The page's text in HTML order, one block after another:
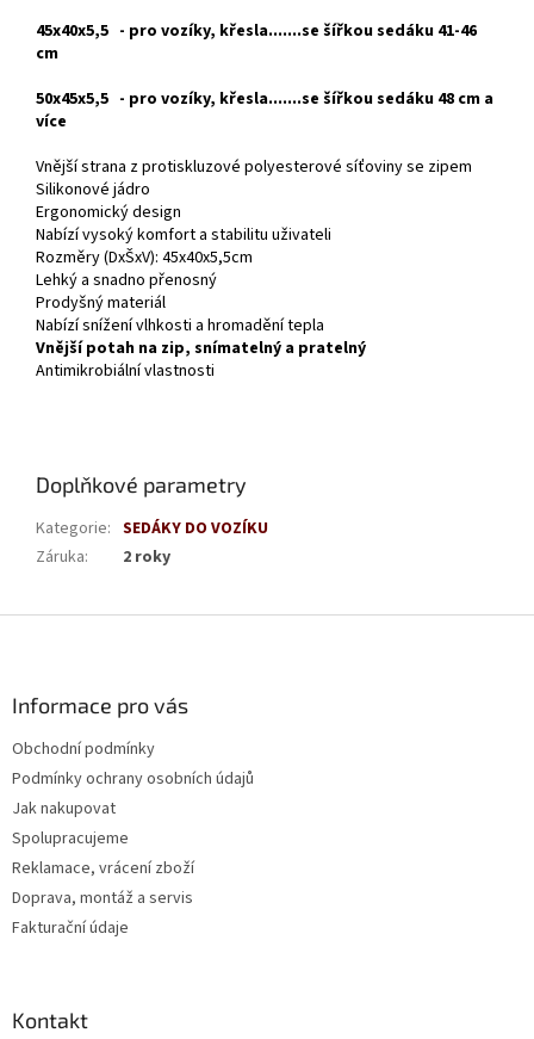
45x40x5,5 - pro vozíky, křesla.......se šířkou sedáku 41-46
cm
50x45x5,5 - pro vozíky, křesla.......se šířkou sedáku 48 cm a
více
Vnější strana z protiskluzové polyesterové síťoviny se zipem
Silikonové jádro
Ergonomický design
Nabízí vysoký komfort a stabilitu uživateli
Rozměry (DxŠxV): 45x40x5,5cm
Lehký a snadno přenosný
Prodyšný materiál
Nabízí snížení vlhkosti a hromadění tepla
Vnější potah na zip, snímatelný a pratelný
Antimikrobiální vlastnosti
Doplňkové parametry
Kategorie: SEDÁKY DO VOZÍKU
Záruka: 2 roky
Informace pro vás
Obchodní podmínky
Podmínky ochrany osobních údajů
Jak nakupovat
Spolupracujeme
Reklamace, vrácení zboží
Doprava, montáž a servis
Fakturační údaje
Kontakt